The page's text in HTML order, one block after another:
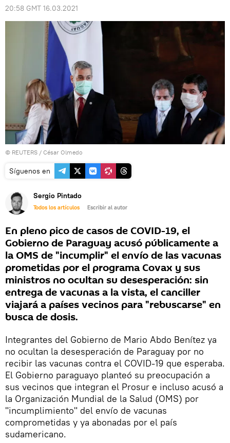
20:58 GMT 16.03.2021
© REUTERS / César Olmedo
Síguenos en
Sergio Pintado
Todos los artículos Escribir al autor
En pleno pico de casos de COVID-19, el
Gobierno de Paraguay acusó públicamente a
la OMS de "incumplir" el envío de las vacunas
prometidas por el programa Covax y sus
ministros no ocultan su desesperación: sin
entrega de vacunas a la vista, el canciller
viajará a países vecinos para "rebuscarse" en
busca de dosis.
Integrantes del Gobierno de Mario Abdo Benítez ya
no ocultan la desesperación de Paraguay por no
recibir las vacunas contra el COVID-19 que esperaba.
El Gobierno paraguayo planteó su preocupación a
sus vecinos que integran el Prosur e incluso acusó a
la Organización Mundial de la Salud (OMS) por
"incumplimiento" del envío de vacunas
comprometidas y ya abonadas por el país
sudamericano.